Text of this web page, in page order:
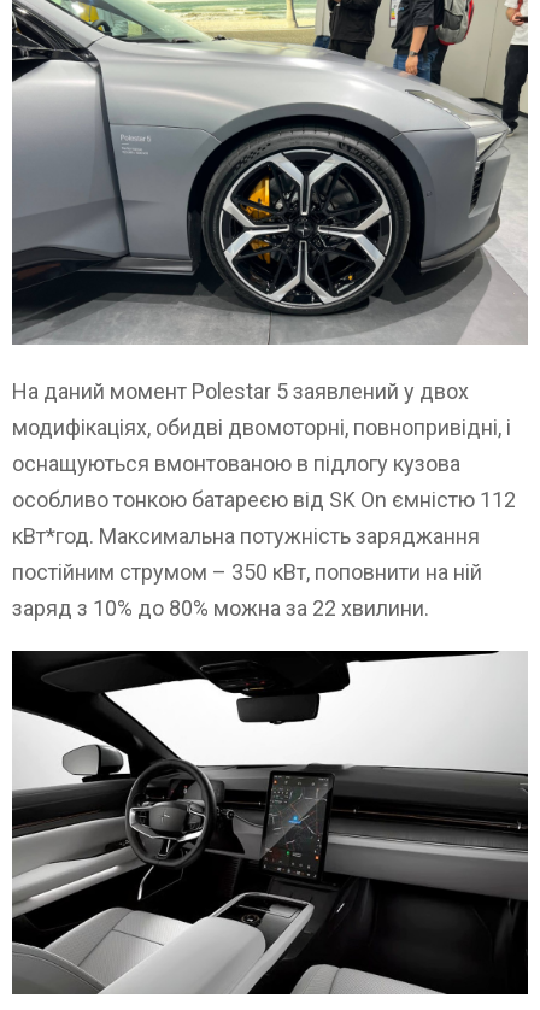
На даний момент Polestar 5 заявлений у двох
модифікаціях, обидві двомоторні, повнопривідні, і
оснащуються вмонтованою в підлогу кузова
особливо тонкою батареєю від SK On ємністю 112
кВт*год. Максимальна потужність заряджання
постійним струмом – 350 кВт, поповнити на ній
заряд з 10% до 80% можна за 22 хвилини.